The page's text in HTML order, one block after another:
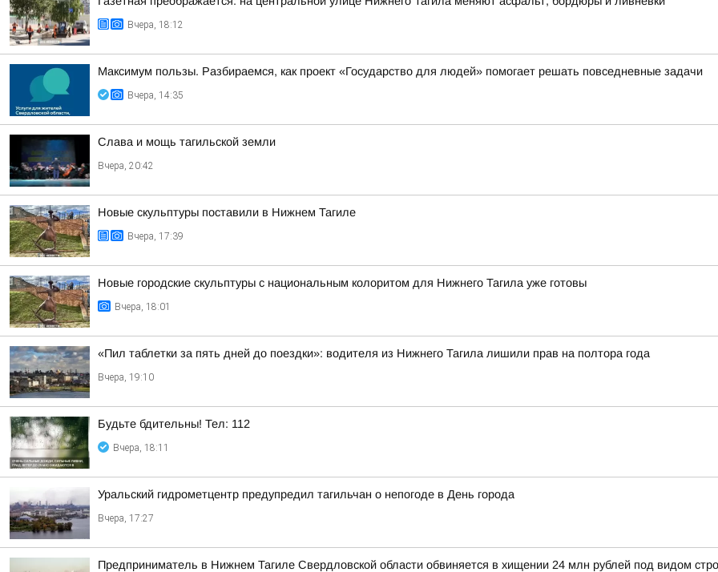
Вчера, 18:12
Максимум пользы. Разбираемся, как проект «Государство для людей» помогает решать повседневные задачи
Вчера, 14:35
Слава и мощь тагильской земли
Вчера, 20:42
Новые скульптуры поставили в Нижнем Тагиле
Вчера, 17:39
Новые городские скульптуры с национальным колоритом для Нижнего Тагила уже готовы
Вчера, 18:01
«Пил таблетки за пять дней до поездки»: водителя из Нижнего Тагила лишили прав на полтора года
Вчера, 19:10
Будьте бдительны! Тел: 112
Вчера, 18:11
Уральский гидрометцентр предупредил тагильчан о непогоде в День города
Вчера, 17:27
Предприниматель в Нижнем Тагиле Свердловской области обвиняется в хищении 24 млн рублей под видом